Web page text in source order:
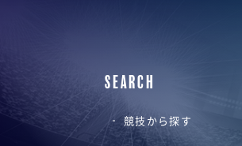
SEARCH
競技から探す